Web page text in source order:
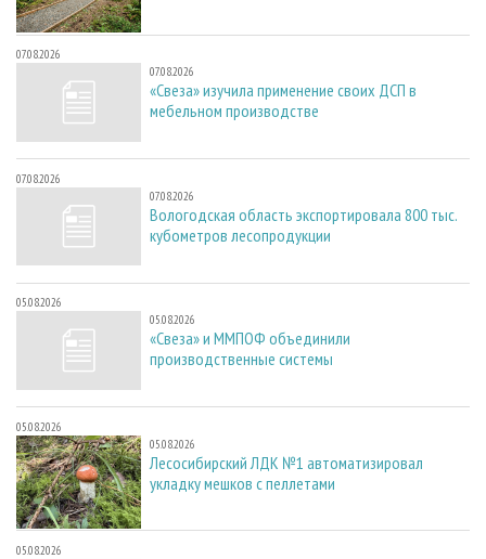
07.08.2026
07.08.2026
«Свеза» изучила применение своих ДСП в
мебельном производстве
07.08.2026
07.08.2026
Вологодская область экспортировала 800 тыс.
кубометров лесопродукции
05.08.2026
05.08.2026
«Свеза» и ММПОФ объединили
производственные системы
05.08.2026
05.08.2026
Лесосибирский ЛДК №1 автоматизировал
укладку мешков с пеллетами
05.08.2026